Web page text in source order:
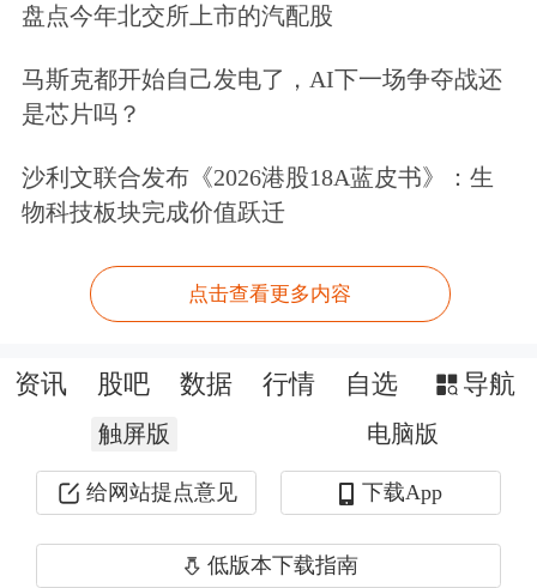
卡锡周日晚间表示，已经敲定了提高美
国举债上限协议的最终内容。国会最早
可能将于本周三在众议院对该协议进行
投票。
成临时协议，债务上限将提高两年，同
不过，接下来债务上限协议仍可能面临
士表示，他们将反对该协议，因为它不
足以限制联邦支出，还有一些人则指责
盘点今年北交所上市的汽配股
马斯克都开始自己发电了，AI下一场争夺战还
是芯片吗？
沙利文联合发布《2026港股18A蓝皮书》：生
物科技板块完成价值跃迁
点击查看更多内容
资讯 股吧 数据 行情 自选 导航
触屏版 电脑版
给网站提点意见 下载App
低版本下载指南